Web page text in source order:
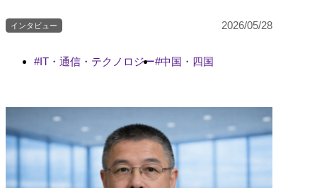
インタビュー 2026/05/28
IT・通信・テクノロジー 中国・四国